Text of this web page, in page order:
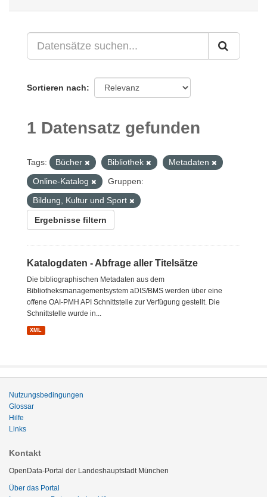
Sortieren nach
1 Datensatz gefunden
Tags: Bücher Bibliothek
Metadaten
Online-Katalog
Gruppen:
Bildung, Kultur und Sport
Ergebnisse filtern
Katalogdaten - Abfrage aller Titelsätze
Die bibliographischen Metadaten aus dem
Bibliotheksmanagementsystem aDIS/BMS werden über eine
offene OAI-PMH API Schnittstelle zur Verfügung gestellt. Die
Schnittstelle wurde in...
XML
Nutzungsbedingungen
Glossar
Hilfe
Links
Kontakt
OpenData-Portal der Landeshauptstadt München
Über das Portal